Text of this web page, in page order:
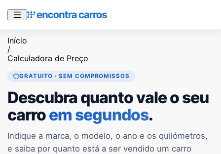
Início
/
Calculadora de Preço
GRATUITO · SEM COMPROMISSOS
Descubra quanto vale o seu
carroem segundos.
Indique a marca, o modelo, o ano e os quilómetros,
e saiba por quanto está a ser vendido um carro